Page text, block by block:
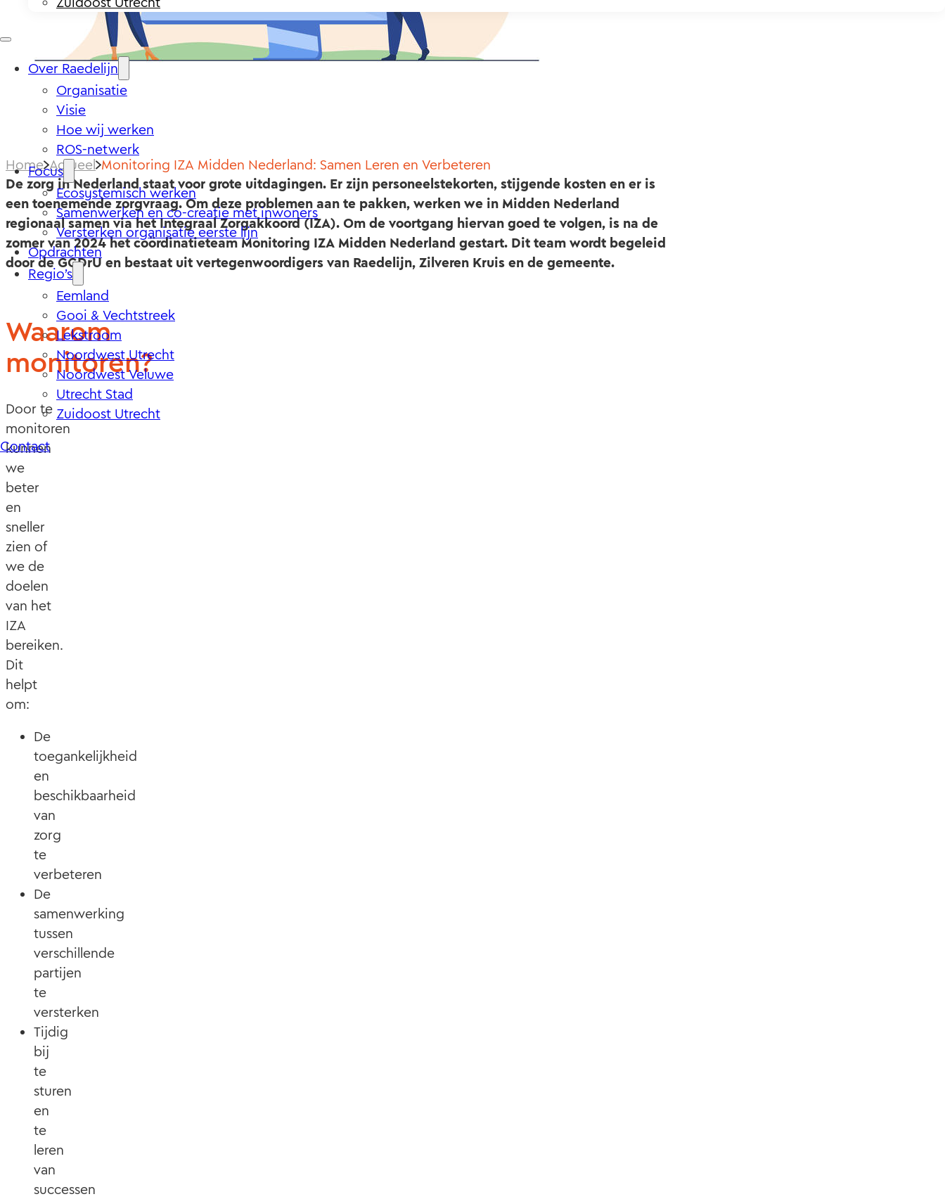
Over Raedelijn
Organisatie
Visie
Hoe wij werken
ROS-netwerk
Focus
Ecosystemisch werken
Samenwerken en co-creatie met inwoners
Versterken organisatie eerste lijn
Opdrachten
Regio’s
Eemland
Gooi & Vechtstreek
Lekstroom
Noordwest Utrecht
Noordwest Veluwe
Utrecht Stad
Zuidoost Utrecht
Contact
Home Actueel Monitoring IZA Midden Nederland: Samen Leren en Verbeteren
De zorg in Nederland staat voor grote uitdagingen. Er zijn personeelstekorten, stijgende kosten en er is
een toenemende zorgvraag. Om deze problemen aan te pakken, werken we in Midden Nederland
regionaal samen via het Integraal Zorgakkoord (IZA). Om de voortgang hiervan goed te volgen, is na de
zomer van 2024 het coördinatieteam Monitoring IZA Midden Nederland gestart. Dit team wordt begeleid
door de GGDrU en bestaat uit vertegenwoordigers van Raedelijn, Zilveren Kruis en de gemeente.
Waarom
monitoren?
Door te
monitoren
kunnen
we
beter
en
sneller
zien of
we de
doelen
van het
IZA
bereiken.
Dit
helpt
om:
De
toegankelijkheid
en
beschikbaarheid
van
zorg
te
verbeteren
De
samenwerking
tussen
verschillende
partijen
te
versterken
Tijdig
bij
te
sturen
en
te
leren
van
successen